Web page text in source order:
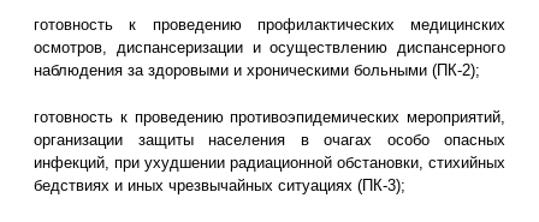
готовность к проведению профилактических медицинских
осмотров, диспансеризации и осуществлению диспансерного
наблюдения за здоровыми и хроническими больными (ПК-2);
готовность к проведению противоэпидемических мероприятий,
организации защиты населения в очагах особо опасных
инфекций, при ухудшении радиационной обстановки, стихийных
бедствиях и иных чрезвычайных ситуациях (ПК-3);